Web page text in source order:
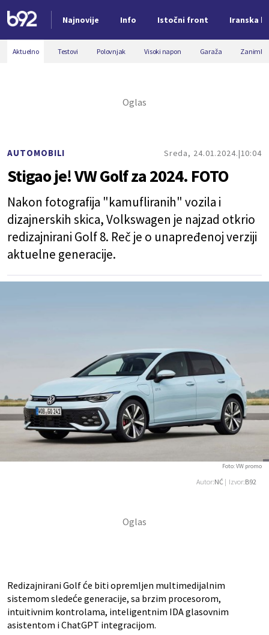
Najnovije Info Istočni front Iranska
Nova vest
Aktuelno Testovi Polovnjak Visoki napon Garaža
AUTOMOBILI Sreda, 24.01.2024. 10:04
Stigao je! VW Golf za 2024. FOTO
Nakon fotografija "kamufliranih" vozila i
dizajnerskih skica, Volkswagen je najzad otkrio
redizajnirani Golf 8. Reč je o unapređenoj verziji
aktuelne generacije.
Autor:NĆ | Izvor:B92
Foto: VW promo
Redizajnirani Golf će biti opremljen multimedijalnim
sistemom sledeće generacije, sa brzim procesorom,
intuitivnim kontrolama, inteligentnim IDA glasovnim
asistentom i ChatGPT integracijom.